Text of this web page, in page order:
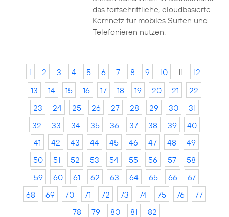
das fortschrittliche, cloudbasierte
Kernnetz für mobiles Surfen und
Telefonieren nutzen.
1 2 3 4 5 6 7 8 9 10 11
12
13
14 15 16 17 18 19 20 21
22
23
24 25 26 27 28 29 30
31
32
33 34 35 36 37 38 39
40
41
42 43 44 45 46 47 48
49
50
51 52 53 54 55 56 57
58
59
60 61 62 63 64 65 66
67
68
69 70 71 72 73 74 75 76
77
78
79 80 81 82